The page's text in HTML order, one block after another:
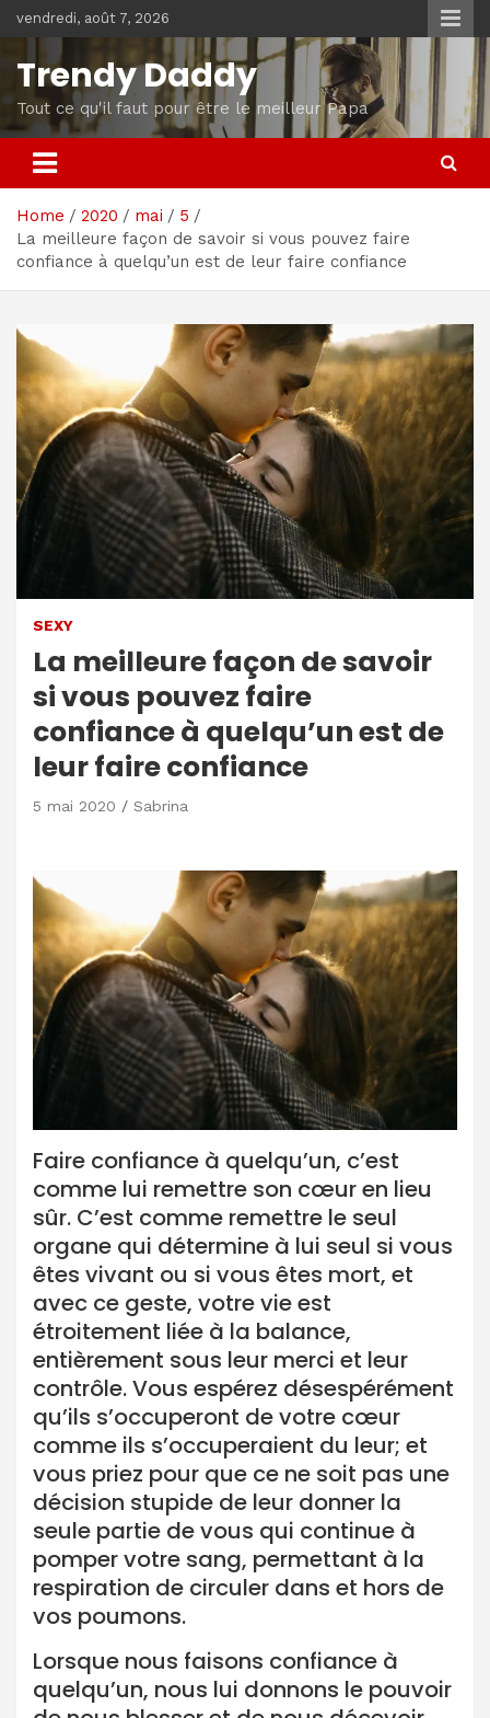
to
content
vendredi, août 7, 2026
Trendy Daddy
Tout ce qu'il faut pour être le meilleur Papa
Home 2020 mai
5
La meilleure façon de savoir si vous pouvez faire
confiance à quelqu’un est de leur faire confiance
SEXY
La meilleure façon de savoir
si vous pouvez faire
confiance à quelqu’un est de
leur faire confiance
5 mai 2020 Sabrina
Faire confiance à quelqu’un, c’est
comme lui remettre son cœur en lieu
sûr. C’est comme remettre le seul
organe qui détermine à lui seul si vous
êtes vivant ou si vous êtes mort, et
avec ce geste, votre vie est
étroitement liée à la balance,
entièrement sous leur merci et leur
contrôle. Vous espérez désespérément
qu’ils s’occuperont de votre cœur
comme ils s’occuperaient du leur; et
vous priez pour que ce ne soit pas une
décision stupide de leur donner la
seule partie de vous qui continue à
pomper votre sang, permettant à la
respiration de circuler dans et hors de
vos poumons.
Lorsque nous faisons confiance à
quelqu’un, nous lui donnons le pouvoir